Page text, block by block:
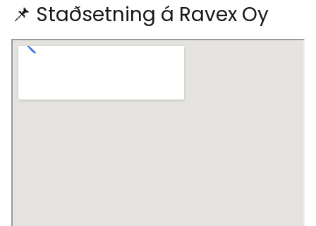
📌 Staðsetning á Ravex Oy